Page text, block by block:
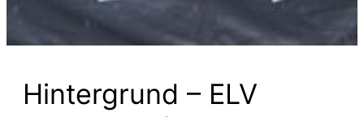
Hintergrund – ELV